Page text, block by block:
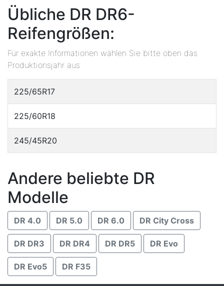
Übliche DR DR6-
Reifengrößen:
Für exakte Informationen wählen Sie bitte oben das
Produktionsjahr aus
225/65R17
225/60R18
245/45R20
Andere beliebte DR
Modelle
DR 4.0 DR 5.0 DR 6.0 DR City Cross
DR DR3 DR DR4 DR DR5 DR Evo
DR Evo5 DR F35